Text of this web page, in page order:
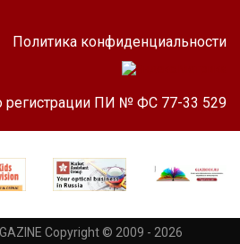
Политика конфиденциальности
регистрации ПИ № ФС 77-33 529
Copyright © 2009 - 2026